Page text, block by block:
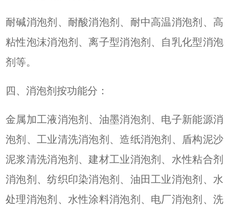
耐碱消泡剂 、 耐酸消泡剂 、 耐中高温消泡剂 、 高
粘性泡沫消泡剂 、离子型消泡剂、自乳化型消泡
剂等。
四、消泡剂按功能分：
金属加工液消泡剂、 油墨消泡剂、电子新能源消
泡剂、 工业清洗消泡剂、造纸消泡剂、
盾构泥沙
泥浆清洗消泡剂、建材工业消泡剂、水性粘合剂
消泡剂、纺织印染消泡剂、油田工业消泡剂、水
处理消泡剂、水性涂料消泡剂、电厂消泡剂、洗